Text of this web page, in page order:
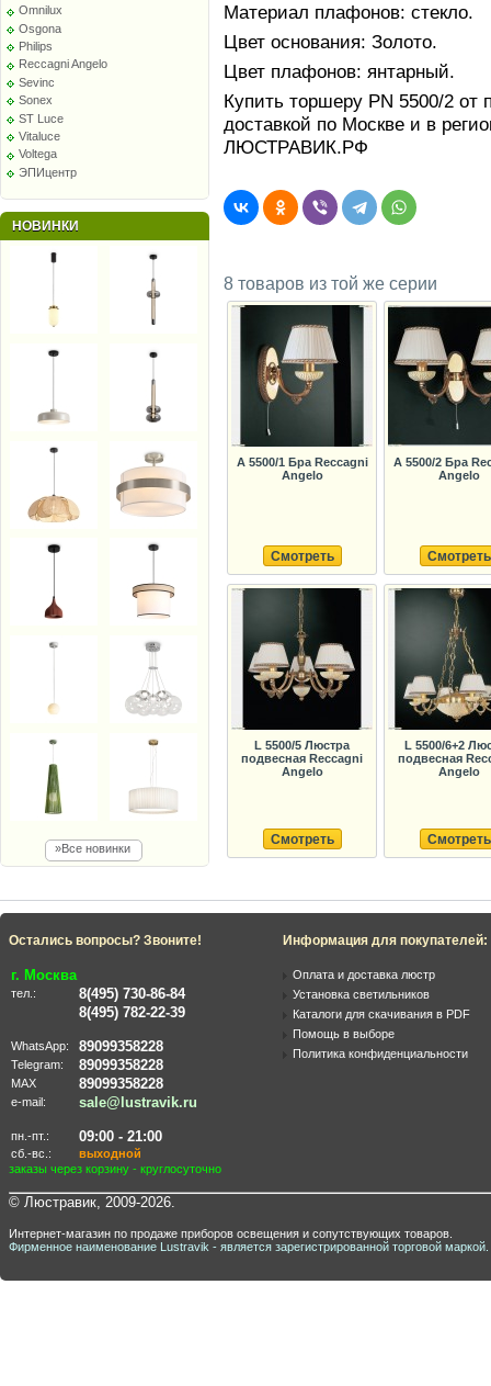
Omnilux
Osgona
Philips
Reccagni Angelo
Sevinc
Sonex
ST Luce
Vitaluce
Voltega
ЭПИцентр
НОВИНКИ
»Все новинки
Материал плафонов: стекло.
Цвет основания: Золото.
Цвет плафонов: янтарный.
Купить торшеру PN 5500/2 от
доставкой по Москве и в
ЛЮСТРАВИК.РФ
8 товаров из той же серии
A 5500/1 Бра Reccagni
Angelo
Смотреть
A 5500/2 Бра
Angelo
Смотреть
L 5500/5 Люстра
подвесная Reccagni
Angelo
Смотреть
L 5500/6+2
подвесная
Angelo
Смотреть
Остались вопросы? Звоните!
г. Москва
тел.:
8(495) 730-86-84
8(495) 782-22-39
WhatsApp: 89099358228
Telegram: 89099358228
MAX 89099358228
e-mail: sale@lustravik.ru
пн.-пт.: 09:00 - 21:00
сб.-вс.:
выходной
заказы через корзину - круглосуточно
Информация для покупателей:
Оплата и доставка люстр
Установка светильников
Каталоги для скачивания в PDF
Помощь в выборе
Политика конфиденциальности
© Люстравик, 2009-2026.
Интернет-магазин по продаже приборов освещения и сопутствующих товаров.
Фирменное наименование Lustravik - является зарегистрированной торговой